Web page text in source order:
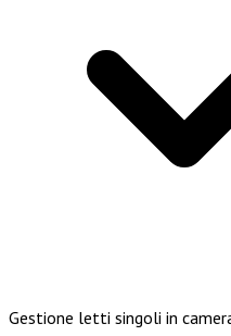
Gestione letti singoli in